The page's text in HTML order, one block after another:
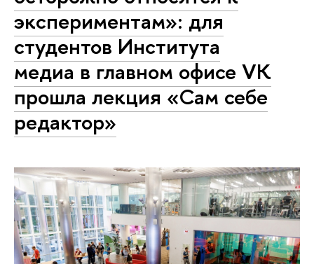
экспериментам»: для
студентов Института
медиа в главном офисе VK
прошла лекция «Сам себе
редактор»